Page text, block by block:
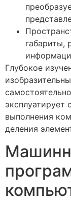
габариты,
Глубокое
эксплуатирует
выполнения
деления